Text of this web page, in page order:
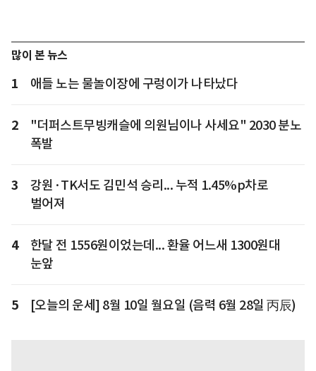
많이 본 뉴스
1 애들 노는 물놀이장에 구렁이가 나타났다
2
"더퍼스트무빙캐슬에 의원님이나 사세요" 2030 분노
폭발
3
강원·TK서도 김민석 승리... 누적 1.45%p차로
벌어져
4
한달 전 1556원이었는데... 환율 어느새 1300원대
눈앞
5 [오늘의 운세] 8월 10일 월요일 (음력 6월 28일 丙辰)